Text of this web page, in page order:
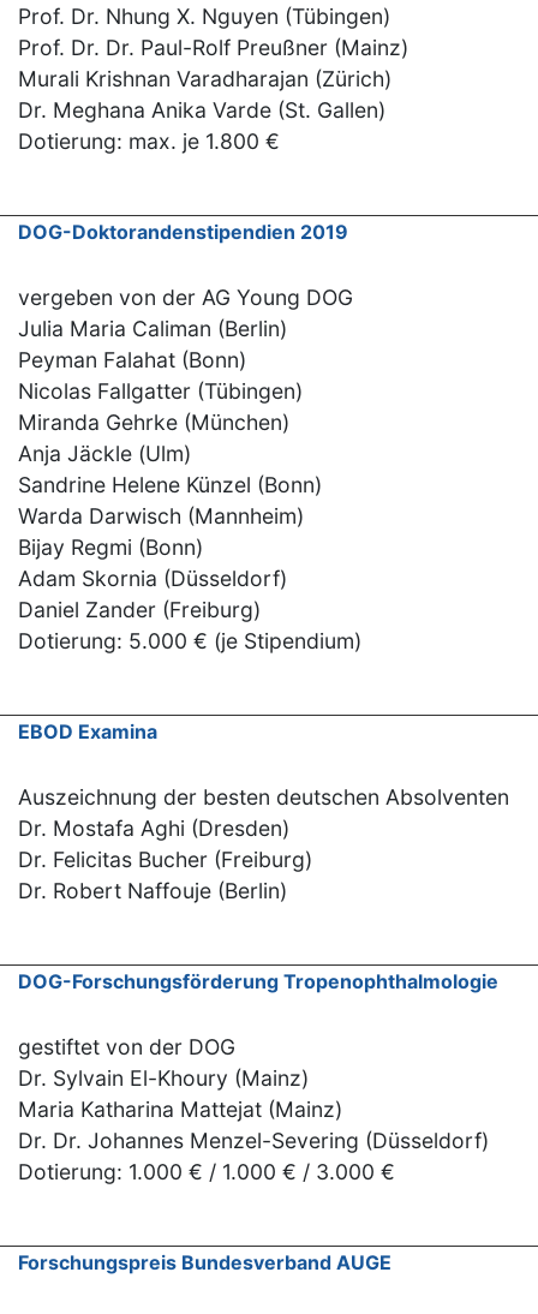
Prof. Dr. Nhung X. Nguyen (Tübingen)
Prof. Dr. Dr. Paul-Rolf Preußner (Mainz)
Murali Krishnan Varadharajan (Zürich)
Dr. Meghana Anika Varde (St. Gallen)
Dotierung: max. je 1.800 €
DOG-Doktorandenstipendien 2019
vergeben von der AG Young DOG
Julia Maria Caliman (Berlin)
Peyman Falahat (Bonn)
Nicolas Fallgatter (Tübingen)
Miranda Gehrke (München)
Anja Jäckle (Ulm)
Sandrine Helene Künzel (Bonn)
Warda Darwisch (Mannheim)
Bijay Regmi (Bonn)
Adam Skornia (Düsseldorf)
Daniel Zander (Freiburg)
Dotierung: 5.000 € (je Stipendium)
EBOD Examina
Auszeichnung der besten deutschen Absolventen
Dr. Mostafa Aghi (Dresden)
Dr. Felicitas Bucher (Freiburg)
Dr. Robert Naffouje (Berlin)
DOG-Forschungsförderung Tropenophthalmologie
gestiftet von der DOG
Dr. Sylvain El-Khoury (Mainz)
Maria Katharina Mattejat (Mainz)
Dr. Dr. Johannes Menzel-Severing (Düsseldorf)
Dotierung: 1.000 € / 1.000 € / 3.000 €
Forschungspreis Bundesverband AUGE